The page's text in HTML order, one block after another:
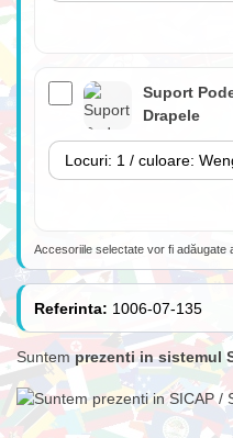
Suport
Drapele
Lance
Accesoriile selectate vor fi adăugate
Referinta: 1006-07-135
Suntemprezenti in sistemul